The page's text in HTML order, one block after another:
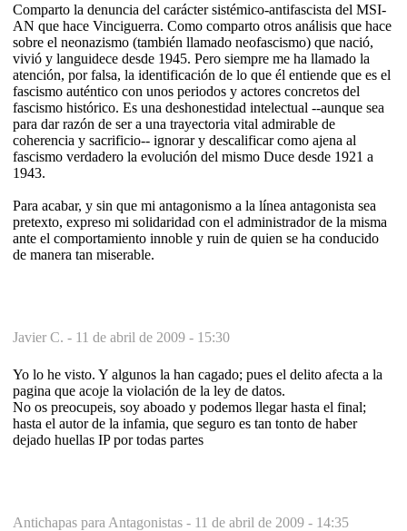
Comparto la denuncia del carácter sistémico-antifascista del MSI-
AN que hace Vinciguerra. Como comparto otros análisis que hace
sobre el neonazismo (también llamado neofascismo) que nació,
vivió y languidece desde 1945. Pero siempre me ha llamado la
atención, por falsa, la identificación de lo que él entiende que es el
fascismo auténtico con unos periodos y actores concretos del
fascismo histórico. Es una deshonestidad intelectual --aunque sea
para dar razón de ser a una trayectoria vital admirable de
coherencia y sacrificio-- ignorar y descalificar como ajena al
fascismo verdadero la evolución del mismo Duce desde 1921 a
1943.
Para acabar, y sin que mi antagonismo a la línea antagonista sea
pretexto, expreso mi solidaridad con el administrador de la misma
ante el comportamiento innoble y ruin de quien se ha conducido
de manera tan miserable.
Javier C. - 11 de abril de 2009 - 15:30
Yo lo he visto. Y algunos la han cagado; pues el delito afecta a la
pagina que acoje la violación de la ley de datos.
No os preocupeis, soy aboado y podemos llegar hasta el final;
hasta el autor de la infamia, que seguro es tan tonto de haber
dejado huellas IP por todas partes
Antichapas para Antagonistas - 11 de abril de 2009 - 14:35